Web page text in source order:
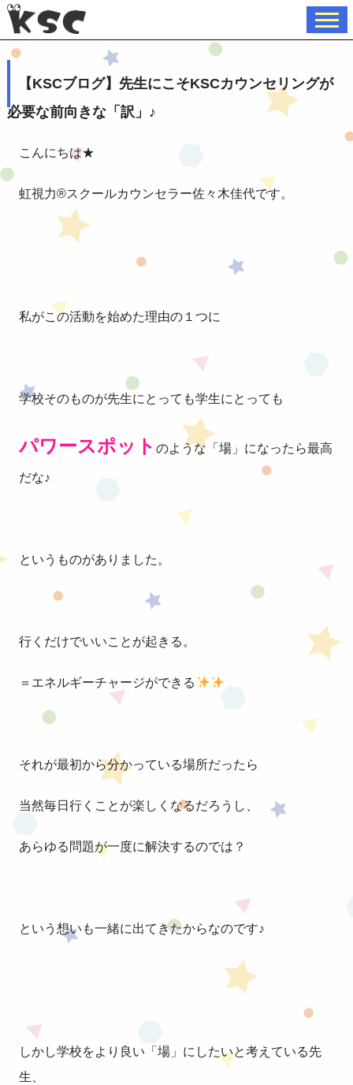
【KSCブログ】先生にこそKSCカウンセリングが
必要な前向きな「訳」♪
こんにちは★
虹視力®︎スクールカウンセラー佐々木佳代です。
私がこの活動を始めた理由の１つに
学校そのものが先生にとっても学生にとっても
パワースポットのような「場」になったら最高
だな♪
というものがありました。
行くだけでいいことが起きる。
＝エネルギーチャージができる
それが最初から分かっている場所だったら
当然毎日行くことが楽しくなるだろうし、
あらゆる問題が一度に解決するのでは？
という想いも一緒に出てきたからなのです♪
しかし学校をより良い「場」にしたいと考えている先
生、